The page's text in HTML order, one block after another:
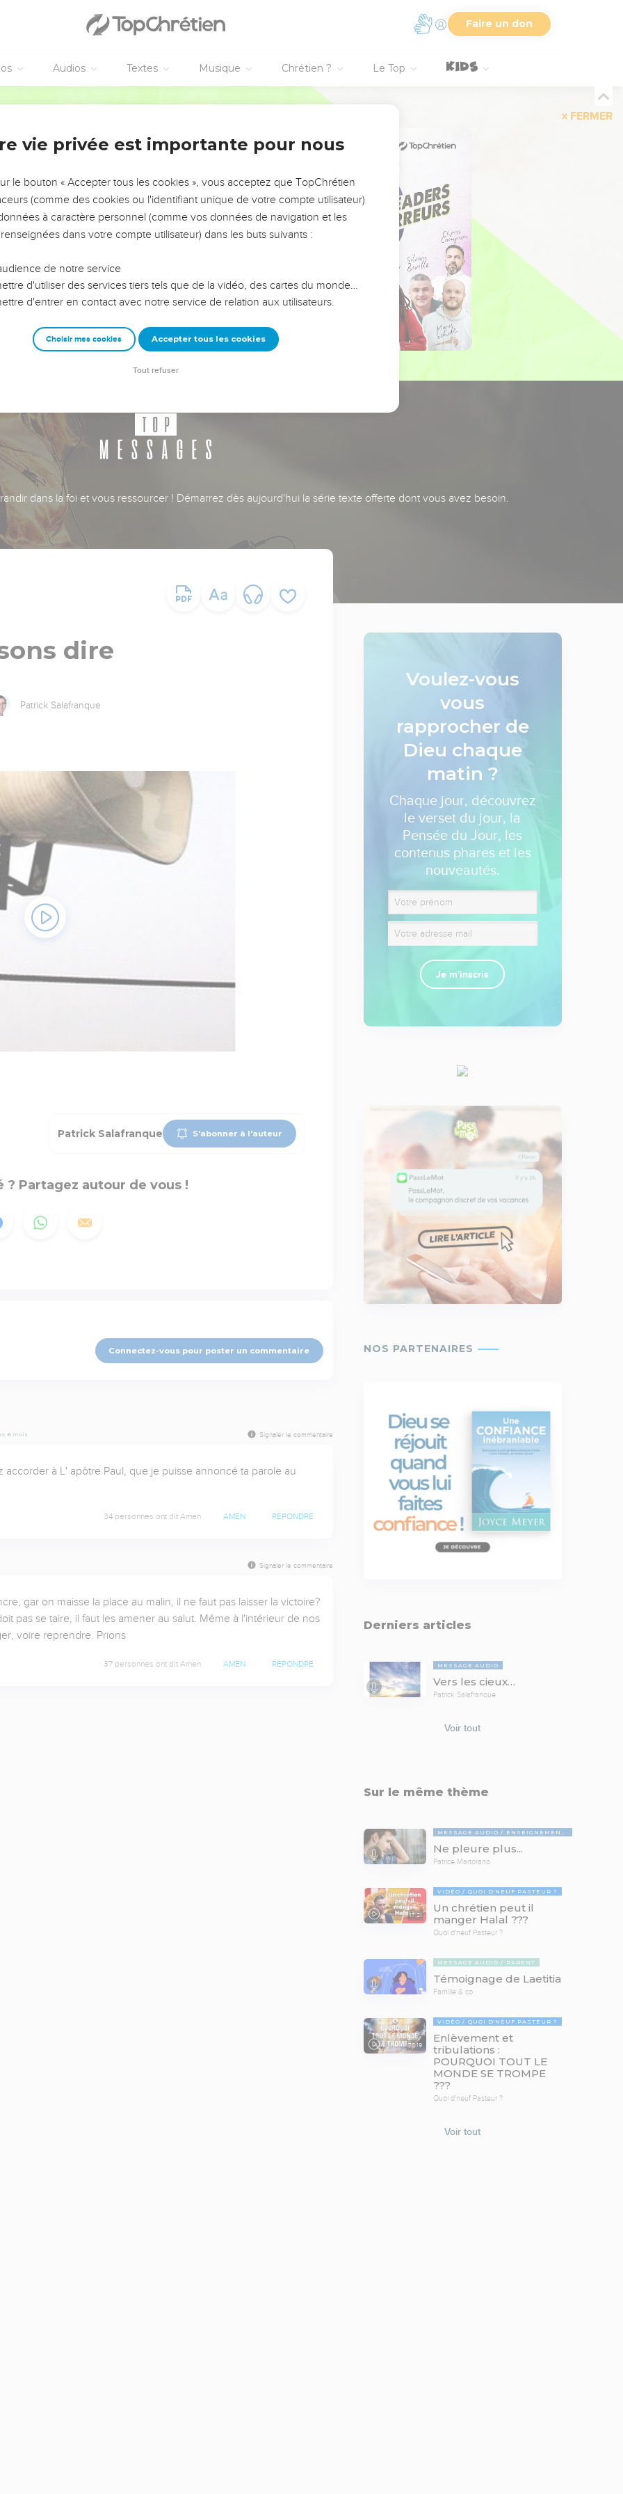
Faire un don
Audios Textes Musique Chrétien ? Le Top
FERMER
LES VOTRES ?
leur impact, leur foi ou leur vision. Mais on voit
qu'ils ont traversés, alors même que ce sont
et responsables reviennent sur les erreurs
avec plus de sagesse afin que leurs erreurs
ministère, une équipe, un groupe ou une famille,
dans la foi et vous ressourcer ! Démarrez dès aujourd'hui la série texte offerte dont vous avez besoin.
dire
Patrick Salafranque
Patrick Salafranque S'abonner à l'auteur
? Partagez autour de vous !
Connectez-vous pour poster un commentaire
8 mois Signaler le commentaire
à L' apôtre Paul, que je puisse annoncé ta parole au
34 personnes ont dit Amen AMEN RÉPONDRE
Signaler le commentaire
gar on maisse la place au malin, il ne faut pas laisser la victoire?
pas se taire, il faut les amener au salut. Même à l'intérieur de nos
voire reprendre. Prions
37 personnes ont dit Amen AMEN RÉPONDRE
Voulez-vous
vous
rapprocher de
Dieu chaque
matin ?
Chaque jour, découvrez
le verset du jour, la
Pensée du Jour, les
contenus phares et les
nouveautés.
Je m'inscris
Derniers articles
MESSAGE AUDIO
Vers les cieux…
Patrick Salafranque
Voir tout
Sur le même thème
MESSAGE AUDIO ENSEIGNEMENTS BIBLIQUES
Ne pleure plus...
Patrice Martorano
17:21
VIDÉO QUOI D'NEUF PASTEUR ?
Un chrétien peut il
manger Halal ???
Quoi d'neuf Pasteur ?
MESSAGE AUDIO PARENT
Témoignage de Laetitia
Famille & co
78:19
VIDÉO QUOI D'NEUF PASTEUR ?
Enlèvement et
tribulations :
POURQUOI TOUT LE
MONDE SE TROMPE
???
Quoi d'neuf Pasteur ?
Voir tout
vie privée est importante pour nous
le bouton « Accepter tous les cookies », vous acceptez que TopChrétien
(comme des cookies ou l'identifiant unique de votre compte utilisateur)
à caractère personnel (comme vos données de navigation et les
dans votre compte utilisateur) dans les buts suivants :
de notre service
d'utiliser des services tiers tels que de la vidéo, des cartes du monde…
d'entrer en contact avec notre service de relation aux utilisateurs.
Choisir mes cookies Accepter tous les cookies
Tout refuser